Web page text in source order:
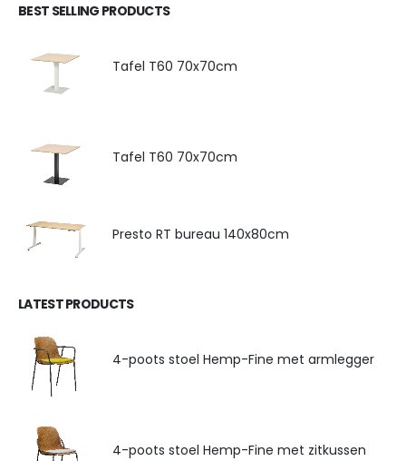
BEST SELLING PRODUCTS
Tafel T60 70x70cm
Tafel T60 70x70cm
Presto RT bureau 140x80cm
LATEST PRODUCTS
4-poots stoel Hemp-Fine met armlegger
4-poots stoel Hemp-Fine met zitkussen